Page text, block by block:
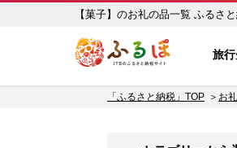
【菓子】
旅
「ふるさと納税」TOP お